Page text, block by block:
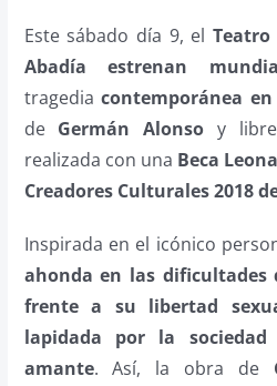
Este sábado día 9, elTeatro
Abadía
estrenan
tragediacontemporánea
de Germán Alonso y
realizada con una Beca
Creadores Culturales 2018
Inspirada en el icónico
ahonda en las dificultades
frente a su libertad
lapidada por la
amante. Así, la obra de